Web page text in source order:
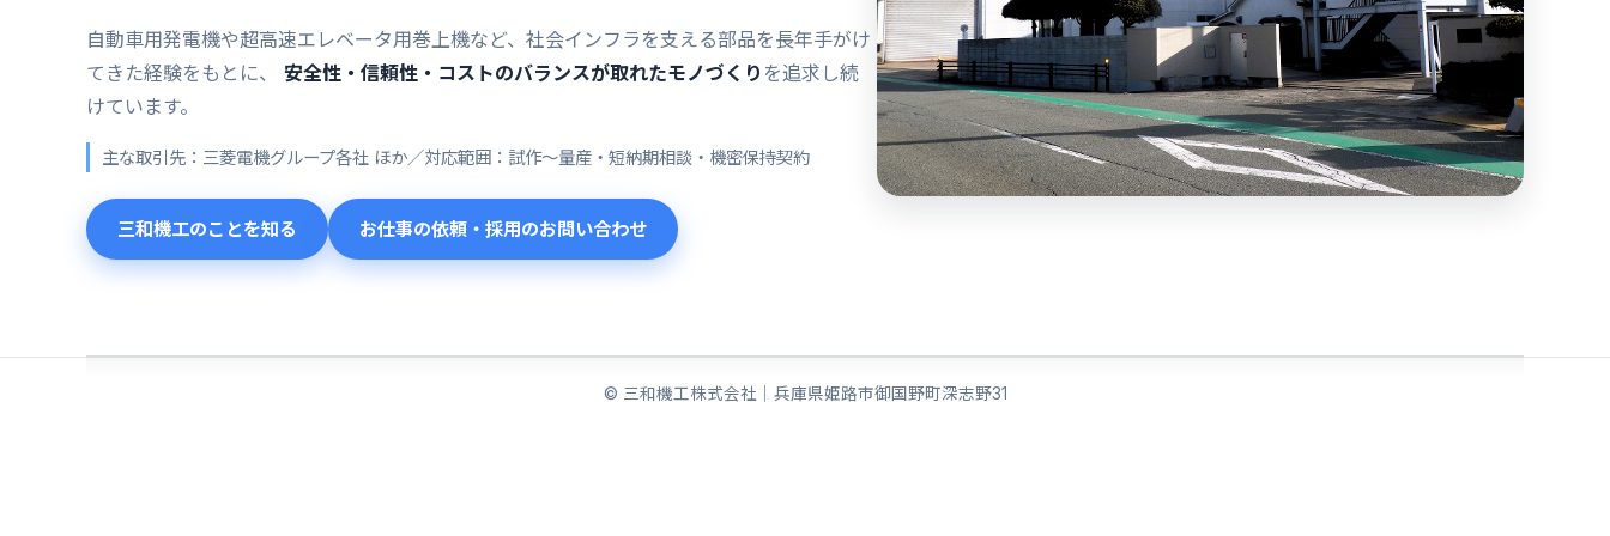
自動車用発電機や超高速エレベータ用巻上機など、社会インフラを支える部品を長年手がけ
てきた経験をもとに、 安全性・信頼性・コストのバランスが取れたモノづくり を追求し続
けています。
主な取引先：三菱電機グループ各社 ほか／対応範囲：試作〜量産・短納期相談・機密保持契約
三和機工のことを知る お仕事の依頼・採用のお問い合わせ
© 三和機工株式会社｜兵庫県姫路市御国野町深志野31